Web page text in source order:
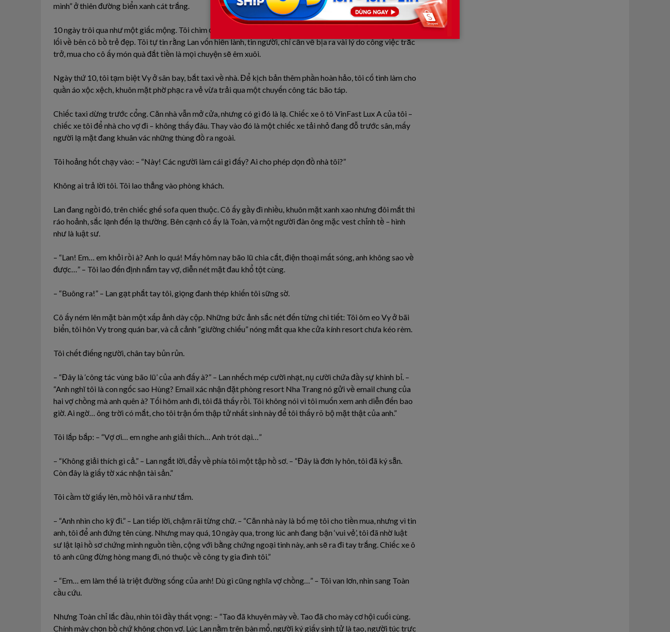
mình” ở thiên đường biển xanh cát trắng.
10 ngày trôi qua như một giấc mộng. Tôi chìm đắm trong những bữa tiệc hải sản, những đêm say sưa quên
lối về bên cô bồ trẻ đẹp. Tôi tự tin rằng Lan vốn hiền lành, tin người, chỉ cần về bịa ra vài lý do công việc trắc
trở, mua cho cô ấy món quà đắt tiền là mọi chuyện sẽ êm xuôi.
Ngày thứ 10, tôi tạm biệt Vy ở sân bay, bắt taxi về nhà. Để kịch bản thêm phần hoàn hảo, tôi cố tình làm cho
quần áo xộc xệch, khuôn mặt phờ phạc ra vẻ vừa trải qua một chuyến công tác bão táp.
Chiếc taxi dừng trước cổng. Căn nhà vẫn mở cửa, nhưng có gì đó là lạ. Chiếc xe ô tô VinFast Lux A của tôi –
chiếc xe tôi để nhà cho vợ đi – không thấy đâu. Thay vào đó là một chiếc xe tải nhỏ đang đỗ trước sân, mấy
người lạ mặt đang khuân vác những thùng đồ ra ngoài.
Tôi hoảng hốt chạy vào: – “Này! Các người làm cái gì đấy? Ai cho phép dọn đồ nhà tôi?”
Không ai trả lời tôi. Tôi lao thẳng vào phòng khách.
Lan đang ngồi đó, trên chiếc ghế sofa quen thuộc. Cô ấy gầy đi nhiều, khuôn mặt xanh xao nhưng đôi mắt thì
ráo hoảnh, sắc lạnh đến lạ thường. Bên cạnh cô ấy là Toàn, và một người đàn ông mặc vest chỉnh tề – hình
như là luật sư.
– “Lan! Em… em khỏi rồi à? Anh lo quá! Mấy hôm nay bão lũ chia cắt, điện thoại mất sóng, anh không sao về
được…” – Tôi lao đến định nắm tay vợ, diễn nét mặt đau khổ tột cùng.
– “Buông ra!” – Lan gạt phắt tay tôi, giọng đanh thép khiến tôi sững sờ.
Cô ấy ném lên mặt bàn một xấp ảnh dày cộp. Những bức ảnh sắc nét đến từng chi tiết: Tôi ôm eo Vy ở bãi
biển, tôi hôn Vy trong quán bar, và cả cảnh “giường chiếu” nóng mắt qua khe cửa kính resort chưa kéo rèm.
Tôi chết điếng người, chân tay bủn rủn.
– “Đây là ‘công tác vùng bão lũ’ của anh đấy à?” – Lan nhếch mép cười nhạt, nụ cười chứa đầy sự khinh bỉ. –
“Anh nghĩ tôi là con ngốc sao Hùng? Email xác nhận đặt phòng resort Nha Trang nó gửi về email chung của
hai vợ chồng mà anh quên à? Tối hôm anh đi, tôi đã thấy rồi. Tôi không nói vì tôi muốn xem anh diễn đến bao
giờ. Ai ngờ… ông trời có mắt, cho tôi trận ốm thập tử nhất sinh này để tôi thấy rõ bộ mặt thật của anh.”
Tôi lắp bắp: – “Vợ ơi… em nghe anh giải thích… Anh trót dại…”
– “Không giải thích gì cả.” – Lan ngắt lời, đẩy về phía tôi một tập hồ sơ. – “Đây là đơn ly hôn, tôi đã ký sẵn.
Còn đây là giấy tờ xác nhận tài sản.”
Tôi cầm tờ giấy lên, mồ hôi vã ra như tắm.
– “Anh nhìn cho kỹ đi.” – Lan tiếp lời, chậm rãi từng chữ. – “Căn nhà này là bố mẹ tôi cho tiền mua, nhưng vì tin
anh, tôi để anh đứng tên cùng. Nhưng may quá, 10 ngày qua, trong lúc anh đang bận ‘vui vẻ’, tôi đã nhờ luật
sư lật lại hồ sơ chứng minh nguồn tiền, cộng với bằng chứng ngoại tình này, anh sẽ ra đi tay trắng. Chiếc xe ô
tô anh cũng đừng hòng mang đi, nó thuộc về công ty gia đình tôi.”
– “Em… em làm thế là triệt đường sống của anh! Dù gì cũng nghĩa vợ chồng…” – Tôi van lơn, nhìn sang Toàn
cầu cứu.
Nhưng Toàn chỉ lắc đầu, nhìn tôi đầy thất vọng: – “Tao đã khuyên mày về. Tao đã cho mày cơ hội cuối cùng.
Chính mày chọn bồ chứ không chọn vợ. Lúc Lan nằm trên bàn mổ, người ký giấy sinh tử là tao, người túc trực